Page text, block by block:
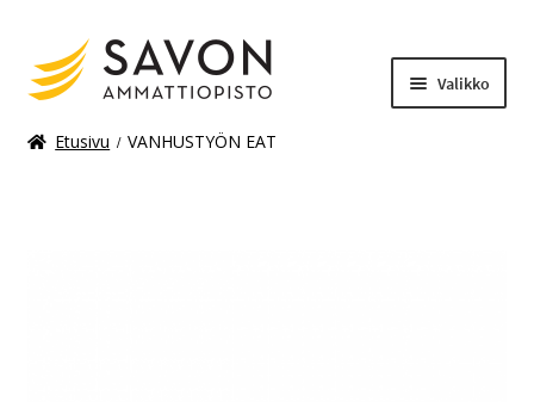
Valikko
Etusivu VANHUSTYÖN EAT